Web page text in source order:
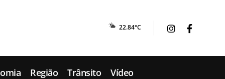
22.84°C
Região Trânsito Vídeo